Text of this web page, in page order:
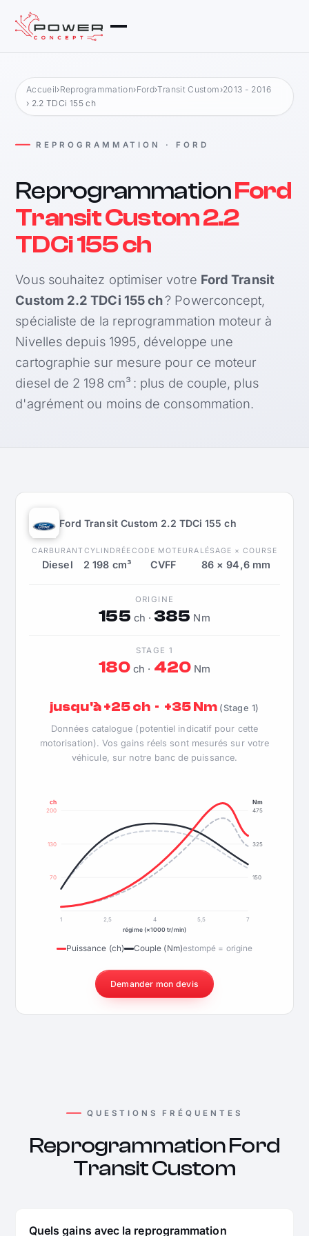
Accueil›Reprogrammation›Ford›Transit Custom ›2013 - 2016
› 2.2 TDCi 155 ch
REPROGRAMMATION · FORD
ReprogrammationFord
Transit Custom 2.2
TDCi 155 ch
Vous souhaitez optimiser votre Ford Transit
Custom 2.2 TDCi 155 ch? Powerconcept,
spécialiste de la reprogrammation moteur à
Nivelles depuis 1995, développe une
cartographie sur mesure pour ce moteur
diesel de 2 198 cm³ : plus de couple, plus
d'agrément ou moins de consommation.
Ford Transit Custom 2.2 TDCi 155 ch
CARBURANT
Diesel
CYLINDRÉE
2 198 cm³
CODE MOTEUR
CVFF
ALÉSAGE × COURSE
86 × 94,6 mm
ORIGINE
155 ch · 385 Nm
STAGE 1
180 ch · 420Nm
jusqu'à +25 ch · +35 Nm (Stage 1)
Données catalogue (potentiel indicatif pour cette
motorisation). Vos gains réels sont mesurés sur votre
véhicule, sur notre banc de puissance.
70
130
200
150
325
475
ch Nm
1 2,5 4 5,5
7
régime (×1000 tr/min)
Puissance (ch) Couple (Nm)estompé = origine
Demander mon devis
QUESTIONS FRÉQUENTES
Reprogrammation Ford
Transit Custom
Quels gains avec la reprogrammation